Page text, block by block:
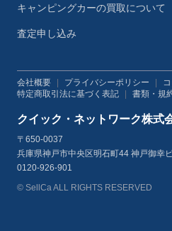
キャンピングカーの買取について
査定申し込み
会社概要 プライバシーポリシー
特定商取引法に基づく表記
書類・規
クイック・ネットワーク株式
〒650-0037
兵庫県神戸市中央区明石町44 神戸御幸
0120-926-901
© SellCa ALL RIGHTS RESERVED